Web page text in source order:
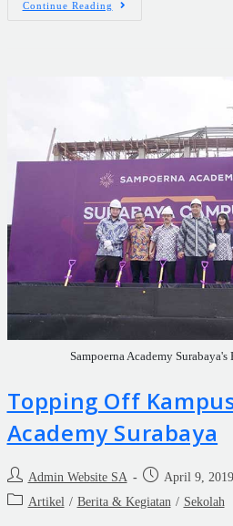
Continue Reading
Sampoerna Academy
Topping Off
Academy Surabaya
Admin Website SA
April 9, 2019
Artikel / Berita & Kegiatan / Sekolah